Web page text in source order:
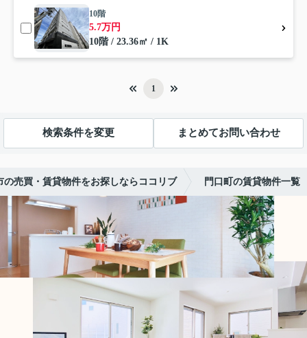
10階
5.7万円
10階 / 23.36㎡ / 1K
1
検索条件を変更 まとめてお問い合わせ
の売買・賃貸物件をお探しならココリブ 門口町の賃貸物件一覧